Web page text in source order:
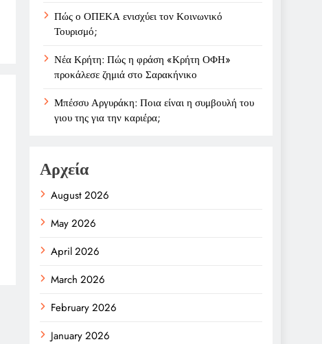
Πώς ο ΟΠΕΚΑ ενισχύει τον Κοινωνικό
Τουρισμό;
Νέα Κρήτη: Πώς η φράση «Κρήτη ΟΦΗ»
προκάλεσε ζημιά στο Σαρακήνικο
Μπέσσυ Αργυράκη: Ποια είναι η συμβουλή του
γιου της για την καριέρα;
Αρχεία
August 2026
May 2026
April 2026
March 2026
February 2026
January 2026